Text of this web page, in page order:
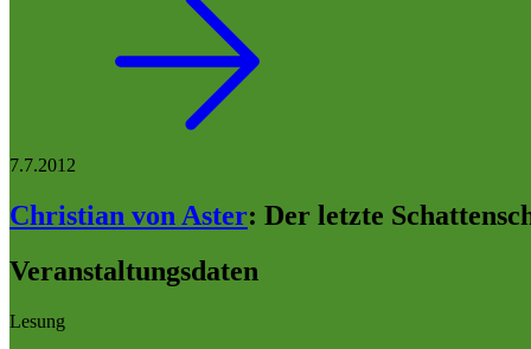
7.7.2012
Christian von Aster: Der letzte
Veranstaltungsdaten
Lesung